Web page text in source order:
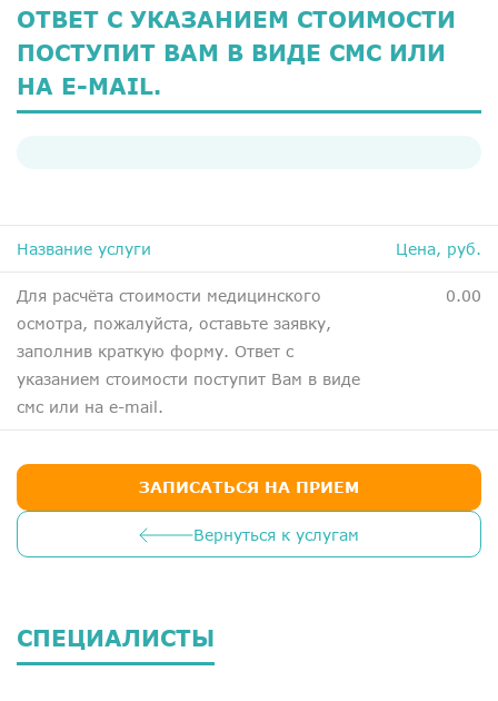
ЛОР-центр
Медосмотры для справок
Вакансии
ОТВЕТ С УКАЗАНИЕМ СТОИМОСТИ
ПОСТУПИТ ВАМ В ВИДЕ СМС ИЛИ
НА E-MAIL.
Название услуги Цена, руб.
Для расчёта стоимости медицинского
осмотра, пожалуйста, оставьте заявку,
заполнив краткую форму. Ответ с
указанием стоимости поступит Вам в виде
смс или на e-mail.
0.00
Вернуться к услугам
ЗАПИСАТЬСЯ НА ПРИЕМ
СПЕЦИАЛИСТЫ